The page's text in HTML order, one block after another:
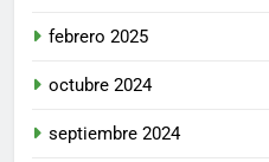
febrero 2025
octubre 2024
septiembre 2024